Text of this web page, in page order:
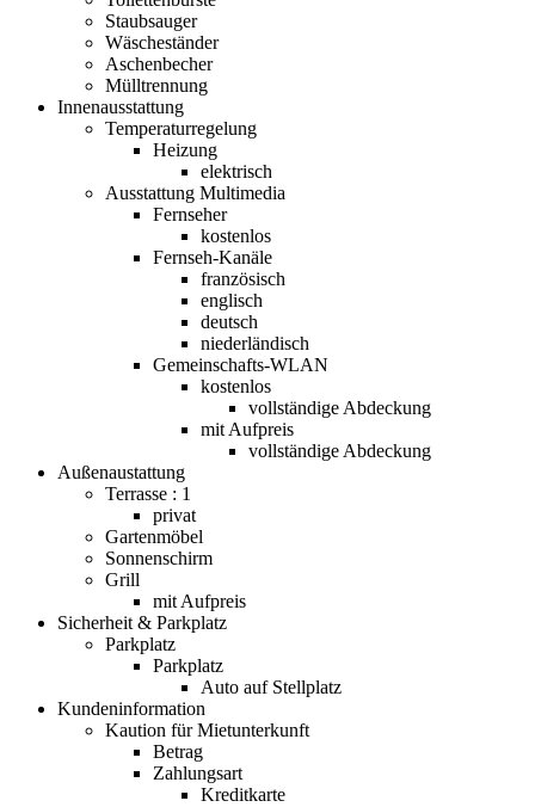
Staubsauger
Wäscheständer
Aschenbecher
Mülltrennung
Innenausstattung
Temperaturregelung
Heizung
elektrisch
Ausstattung Multimedia
Fernseher
kostenlos
Fernseh-Kanäle
französisch
englisch
deutsch
niederländisch
Gemeinschafts-WLAN
kostenlos
vollständige Abdeckung
mit Aufpreis
vollständige Abdeckung
Außenaustattung
Terrasse : 1
privat
Gartenmöbel
Sonnenschirm
Grill
mit Aufpreis
Sicherheit & Parkplatz
Parkplatz
Parkplatz
Auto auf Stellplatz
Kundeninformation
Kaution für Mietunterkunft
Betrag
Zahlungsart
Kreditkarte